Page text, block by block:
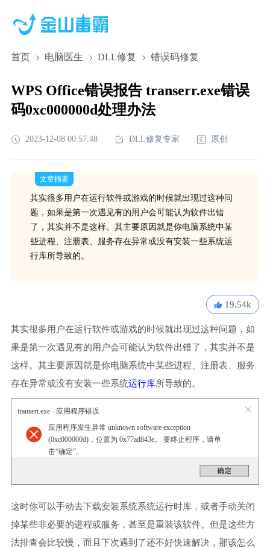
首页 电脑医生 DLL修复 错误码修复
WPS Office错误报告 transerr.exe错误
码0xc000000d处理办法
2023-12-08 00:57:48 DLL修复专家 原创
文章摘要
其实很多用户在运行软件或游戏的时候就出现过这种问
题，如果是第一次遇见有的用户会可能认为软件出错
了，其实并不是这样。其主要原因就是你电脑系统中某
些进程、注册表、服务存在异常或没有安装一些系统运
行库所导致的。
19.54k
其实很多用户在运行软件或游戏的时候就出现过这种问题，如
果是第一次遇见有的用户会可能认为软件出错了，其实并不是
这样。其主要原因就是你电脑系统中某些进程、注册表、服务
存在异常或没有安装一些系统运行库所导致的。
transerr.exe - 应用程序错误
应用程序发生异常 unknown software exception
(0xc000000d)，位置为 0x77ad843e。 要终止程序，请单
击“确定”。
这时你可以手动去下载安装系统系统运行时库，或者手动关闭
掉某些非必要的进程或服务，甚至是重装该软件。但是这些方
法排查会比较慢，而且下次遇到了还不好快速解决，那该怎么